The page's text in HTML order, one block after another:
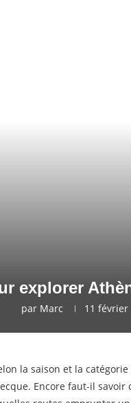
explorer
par Marc 11 février
la saison et la catégorie
Encore faut-il savoir